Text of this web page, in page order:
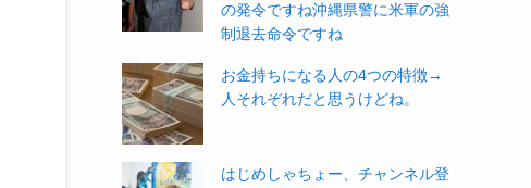
の発令ですね沖縄県警に米軍の強
制退去命令ですね
お金持ちになる人の4つの特徴→
人それぞれだと思うけどね。
はじめしゃちょー、チャンネル登